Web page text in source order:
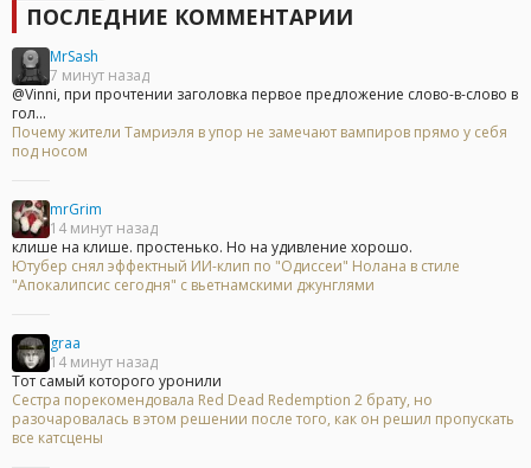
ПОСЛЕДНИЕ КОММЕНТАРИИ
MrSash
7 минут назад
@Vinni, при прочтении заголовка первое предложение слово-в-слово в
гол...
Почему жители Тамриэля в упор не замечают вампиров прямо у себя
под носом
mrGrim
14 минут назад
клише на клише. простенько. Но на удивление хорошо.
Ютубер снял эффектный ИИ-клип по "Одиссеи" Нолана в стиле
"Апокалипсис сегодня" с вьетнамскими джунглями
graa
14 минут назад
Тот самый которого уронили
Сестра порекомендовала Red Dead Redemption 2 брату, но
разочаровалась в этом решении после того, как он решил пропускать
все катсцены